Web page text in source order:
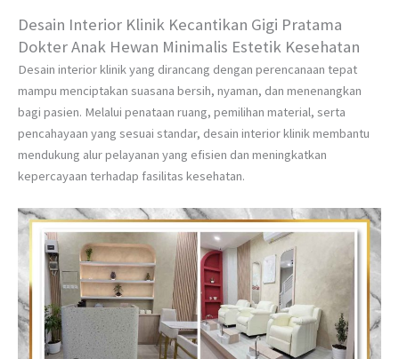
Desain Interior Klinik Kecantikan Gigi Pratama
Dokter Anak Hewan Minimalis Estetik Kesehatan
Desain interior klinik yang dirancang dengan perencanaan tepat
mampu menciptakan suasana bersih, nyaman, dan menenangkan
bagi pasien. Melalui penataan ruang, pemilihan material, serta
pencahayaan yang sesuai standar, desain interior klinik membantu
mendukung alur pelayanan yang efisien dan meningkatkan
kepercayaan terhadap fasilitas kesehatan.